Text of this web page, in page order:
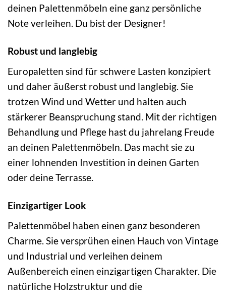
deinen Palettenmöbeln eine ganz persönliche
Note verleihen. Du bist der Designer!
Robust und langlebig
Europaletten sind für schwere Lasten konzipiert
und daher äußerst robust und langlebig. Sie
trotzen Wind und Wetter und halten auch
stärkerer Beanspruchung stand. Mit der richtigen
Behandlung und Pflege hast du jahrelang Freude
an deinen Palettenmöbeln. Das macht sie zu
einer lohnenden Investition in deinen Garten
oder deine Terrasse.
Einzigartiger Look
Palettenmöbel haben einen ganz besonderen
Charme. Sie versprühen einen Hauch von Vintage
und Industrial und verleihen deinem
Außenbereich einen einzigartigen Charakter. Die
natürliche Holzstruktur und die